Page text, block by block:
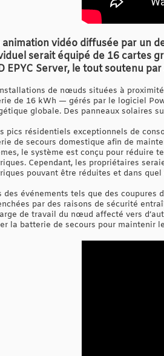
animation vidéo diffusée par un
serait équipé de 16 cartes
EPYC Server, le tout soutenu
de nœuds situées à
de 16 kWh — gérés par le logiciel
globale. Des panneaux solaires
pics résidentiels exceptionnels de
de secours domestique afin de
le système est conçu pour réduire
Cependant, les propriétaires
pouvant être réduites et dans
des événements tels que des coupures
par des raisons de sécurité
de travail du nœud affecté vers
la batterie de secours pour maintenir